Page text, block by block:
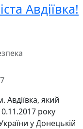
Авдіївка!
Авдіївка, який
року
у Донецькій